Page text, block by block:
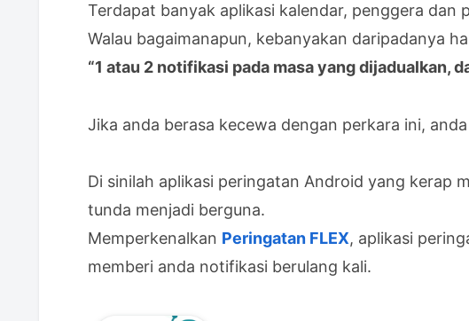
Terdapat banyak aplikasi kalendar, penggera dan
Walau bagaimanapun, kebanyakan daripadanya
“1 atau 2 notifikasi pada masa yang dijadualkan,
Jika anda berasa kecewa dengan perkara ini,
Di sinilah aplikasi peringatan Android yang kerap
tunda menjadi berguna.
Memperkenalkan Peringatan FLEX, aplikasi
memberi anda notifikasi berulang kali.